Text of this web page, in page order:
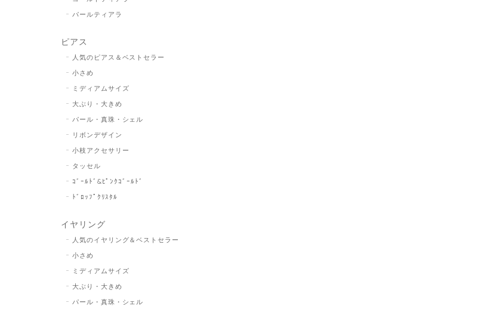
パールティアラ
ピアス
人気のピアス＆ベストセラー
小さめ
ミディアムサイズ
大ぶり・大きめ
パール・真珠・シェル
リボンデザイン
小枝アクセサリー
タッセル
ｺﾞｰﾙﾄﾞ&ﾋﾟﾝｸｺﾞｰﾙﾄﾞ
ﾄﾞﾛｯﾌﾟｸﾘｽﾀﾙ
イヤリング
人気のイヤリング＆ベストセラー
小さめ
ミディアムサイズ
大ぶり・大きめ
パール・真珠・シェル